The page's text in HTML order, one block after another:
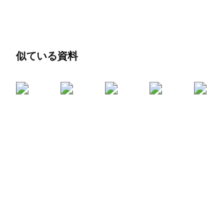
似ている資料